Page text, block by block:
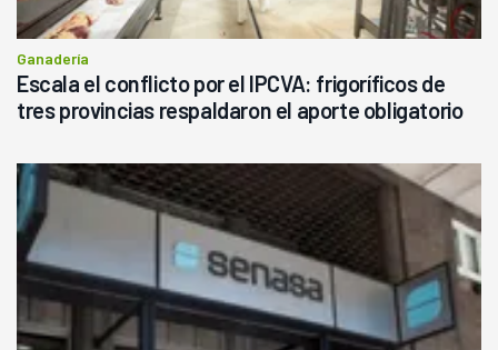
Ganadería
Escala el conflicto por el IPCVA: frigoríficos de
tres provincias respaldaron el aporte obligatorio